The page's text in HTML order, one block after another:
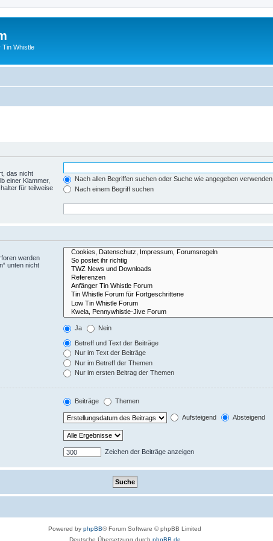
Tin Whistle
das nicht
einer Klammer,
für teilweise
Nach allen Begriffen suchen oder Suche wie angegeben verwenden
Nach einem Begriff suchen
werden
unten nicht
Ja Nein
Betreff und Text der Beiträge
Nur im Text der Beiträge
Nur im Betreff der Themen
Nur im ersten Beitrag der Themen
Beiträge Themen
Aufsteigend Absteigend
Zeichen der Beiträge anzeigen
Powered by phpBB® Forum Software © phpBB Limited
Deutsche Übersetzung durch phpBB.de